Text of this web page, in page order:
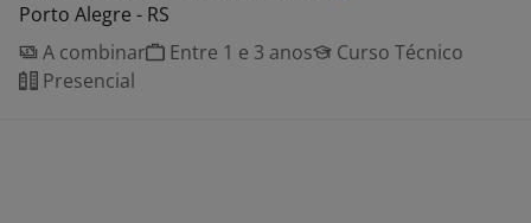
Porto Alegre - RS
A combinar
Entre 1 e 3 anos
Curso Técnico
Presencial